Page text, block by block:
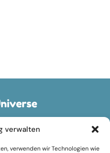
verwalten
verwenden wir Technologien wie